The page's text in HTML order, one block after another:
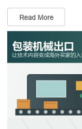
Read More